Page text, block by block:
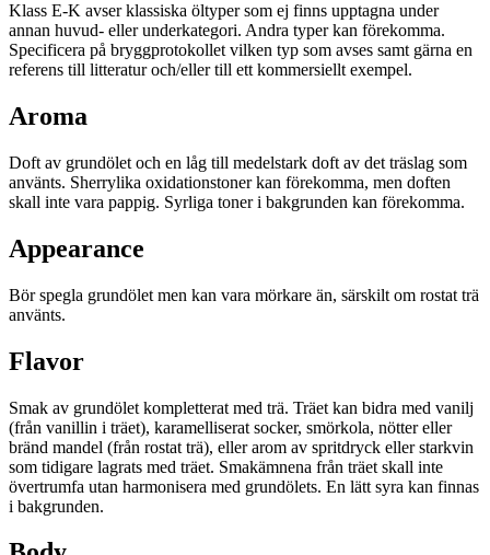
Klass E-K avser klassiska öltyper som ej finns upptagna under
annan huvud- eller underkategori. Andra typer kan förekomma.
Specificera på bryggprotokollet vilken typ som avses samt gärna en
referens till litteratur och/eller till ett kommersiellt exempel.
Aroma
Doft av grundölet och en låg till medelstark doft av det träslag som
använts. Sherrylika oxidationstoner kan förekomma, men doften
skall inte vara pappig. Syrliga toner i bakgrunden kan förekomma.
Appearance
Bör spegla grundölet men kan vara mörkare än, särskilt om rostat trä
använts.
Flavor
Smak av grundölet kompletterat med trä. Träet kan bidra med vanilj
(från vanillin i träet), karamelliserat socker, smörkola, nötter eller
bränd mandel (från rostat trä), eller arom av spritdryck eller starkvin
som tidigare lagrats med träet. Smakämnena från träet skall inte
övertrumfa utan harmonisera med grundölets. En lätt syra kan finnas
i bakgrunden.